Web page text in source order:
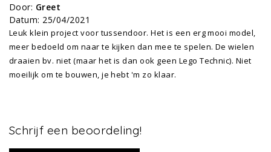
Door: Greet
Datum: 25/04/2021
Leuk klein project voor tussendoor. Het is een erg mooi model,
meer bedoeld om naar te kijken dan mee te spelen. De wielen
draaien bv. niet (maar het is dan ook geen Lego Technic). Niet
moeilijk om te bouwen, je hebt 'm zo klaar.
Schrijf een beoordeling!